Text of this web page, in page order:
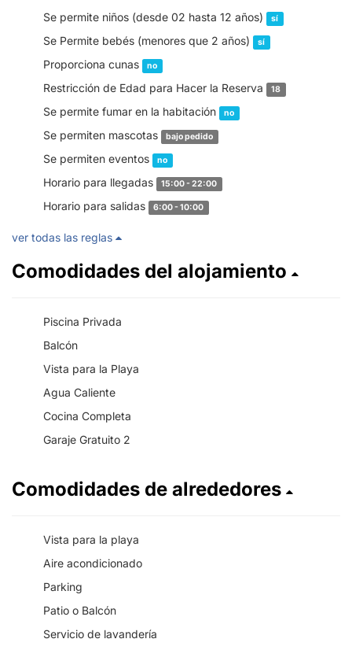
Se permite niños (desde 02 hasta 12 años) sí
Se Permite bebés (menores que 2 años) sí
Proporciona cunas no
Restricción de Edad para Hacer la Reserva 18
Se permite fumar en la habitación no
Se permiten mascotas bajo pedido
Se permiten eventos no
Horario para llegadas 15:00 - 22:00
Horario para salidas 6:00 - 10:00
ver todas las reglas
Comodidades del alojamiento
Piscina Privada
Balcón
Vista para la Playa
Agua Caliente
Cocina Completa
Garaje Gratuito 2
Comodidades de alrededores
Vista para la playa
Aire acondicionado
Parking
Patio o Balcón
Servicio de lavandería